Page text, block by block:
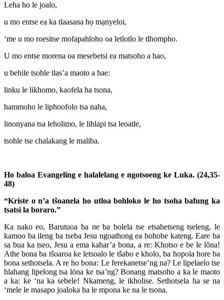
Leha ho le joalo,
u mo entse ea ka tlaasana họ mạnyeloi,
‘me u mo roesitse mofapahloho oa letlotlo le tlhompho.
U mo entse morena oa mesebetsi ea matsoho a hao,
u behile tsohle tlas’a maoto a hae:
linku le likhomo, kaofela ha tsona,
hammoho le liphoofolo tsa naha,
linonyana tsa leholimo, le lihlapi tsa leoatle,
tsohle tse chalakang le maliba.
Ho baloa Evangeling e halalelang e ngotsoeng ke Luka. (24,35-
48)
“Kriste o n’a tšoanela ho utloa bohloko le ho tsoha bafung ka
tsatsi la boraro.”
Ka nako eo, Barutuoa ba ne ba bolela tse etsahetseng tseleng, le
kamoo ba ileng ba tseba Jesu ngoathong ea bohobe kateng. Eare ba
sa bua ka tseo, Jesu a ema kahar’a bona, a re: Khotso e be le lõna!
Athe bona ba tšoaroa ke letsoalo le tšabo e kholo, ba hopola hore ba
bona sethotsela. A re ho bona: Le ferekanetse’ng na? Le lipelaelo tse
hlahang lipelong tsa löna ke tsa’ng? Bonang matsoho a ka le maoto
a ka: ke ‘na ka sebele! Nkameng, le ikholise. Sethotsela ha se na
‘mele le masapo joaloka ha le mpona ke na le tsona.